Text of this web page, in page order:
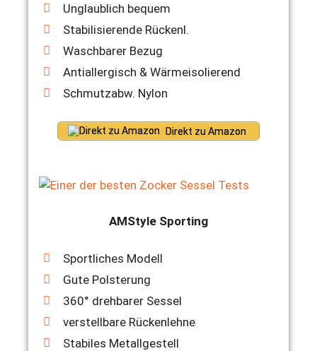
Unglaublich bequem
Stabilisierende Rückenl.
Waschbarer Bezug
Antiallergisch & Wärmeisolierend
Schmutzabw. Nylon
Direkt zu Amazon
AMStyle Sporting
Sportliches Modell
Gute Polsterung
360° drehbarer Sessel
verstellbare Rückenlehne
Stabiles Metallgestell